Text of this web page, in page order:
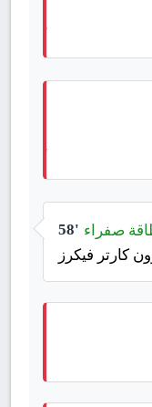
58' صفراء
كارتر فيكرز